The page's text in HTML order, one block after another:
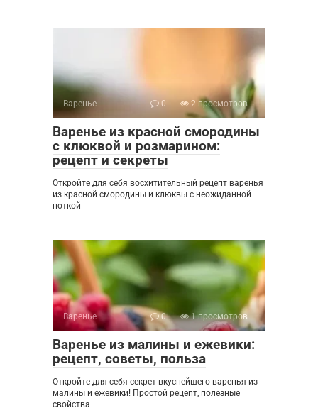
Варенье 0 2 просмотров
Варенье из красной смородины
с клюквой и розмарином:
рецепт и секреты
Откройте для себя восхитительный рецепт варенья
из красной смородины и клюквы с неожиданной
ноткой
Варенье 0 1 просмотров
Варенье из малины и ежевики:
рецепт, советы, польза
Откройте для себя секрет вкуснейшего варенья из
малины и ежевики! Простой рецепт, полезные
свойства